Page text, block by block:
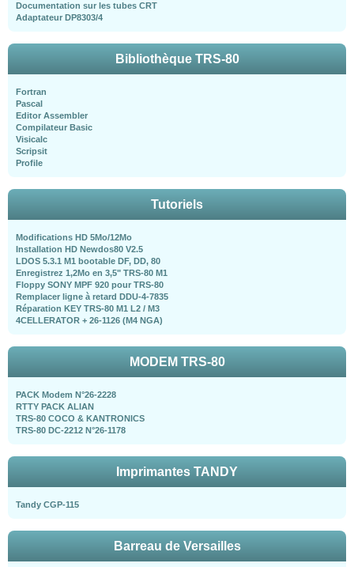
Documentation sur les tubes CRT
Adaptateur DP8303/4
Bibliothèque TRS-80
Fortran
Pascal
Editor Assembler
Compilateur Basic
Visicalc
Scripsit
Profile
Tutoriels
Modifications HD 5Mo/12Mo
Installation HD Newdos80 V2.5
LDOS 5.3.1 M1 bootable DF, DD, 80
Enregistrez 1,2Mo en 3,5" TRS-80 M1
Floppy SONY MPF 920 pour TRS-80
Remplacer ligne à retard DDU-4-7835
Réparation KEY TRS-80 M1 L2 / M3
4CELLERATOR + 26-1126 (M4 NGA)
MODEM TRS-80
PACK Modem N°26-2228
RTTY PACK ALIAN
TRS-80 COCO & KANTRONICS
TRS-80 DC-2212 N°26-1178
Imprimantes TANDY
Tandy CGP-115
Barreau de Versailles